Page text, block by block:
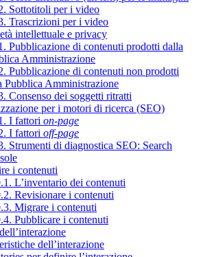
Sottotitoli per i video
Trascrizioni per i video
intellettuale e privacy
Pubblicazione di contenuti prodotti dalla
Amministrazione
Pubblicazione di contenuti non prodotti
Pubblica Amministrazione
Consenso dei soggetti ritratti
per i motori di ricerca (SEO)
I fattori on-page
I fattori off-page
Strumenti di diagnostica SEO: Search
i contenuti
L’inventario dei contenuti
Revisionare i contenuti
Migrare i contenuti
Pubblicare i contenuti
dell’interazione